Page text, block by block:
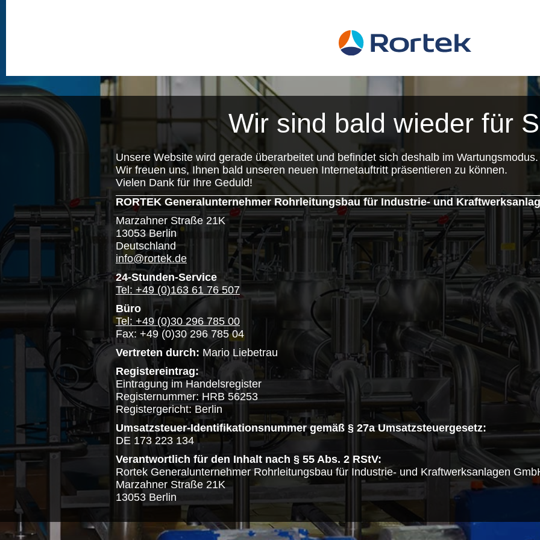
Wir sind bald wieder für
Unsere Website wird gerade überarbeitet und befindet sich deshalb im Wartungsmodus.
Wir freuen uns, Ihnen bald unseren neuen Internetauftritt präsentieren zu können.
Vielen Dank für Ihre Geduld!
RORTEK Generalunternehmer Rohrleitungsbau für Industrie- und
Marzahner Straße 21K
13053 Berlin
Deutschland
info@rortek.de
24-Stunden-Service
Tel: +49 (0)163 61 76 507
Büro
Tel: +49 (0)30 296 785 00
Fax: +49 (0)30 296 785 04
Vertreten durch: Mario Liebetrau
Registereintrag:
Eintragung im Handelsregister
Registernummer: HRB 56253
Registergericht: Berlin
Umsatzsteuer-Identifikationsnummer gemäß § 27a Umsatzsteuergesetz:
DE 173 223 134
Verantwortlich für den Inhalt nach § 55 Abs. 2 RStV:
Rortek Generalunternehmer Rohrleitungsbau für Industrie- und Kraftwerksanlagen
Marzahner Straße 21K
13053 Berlin